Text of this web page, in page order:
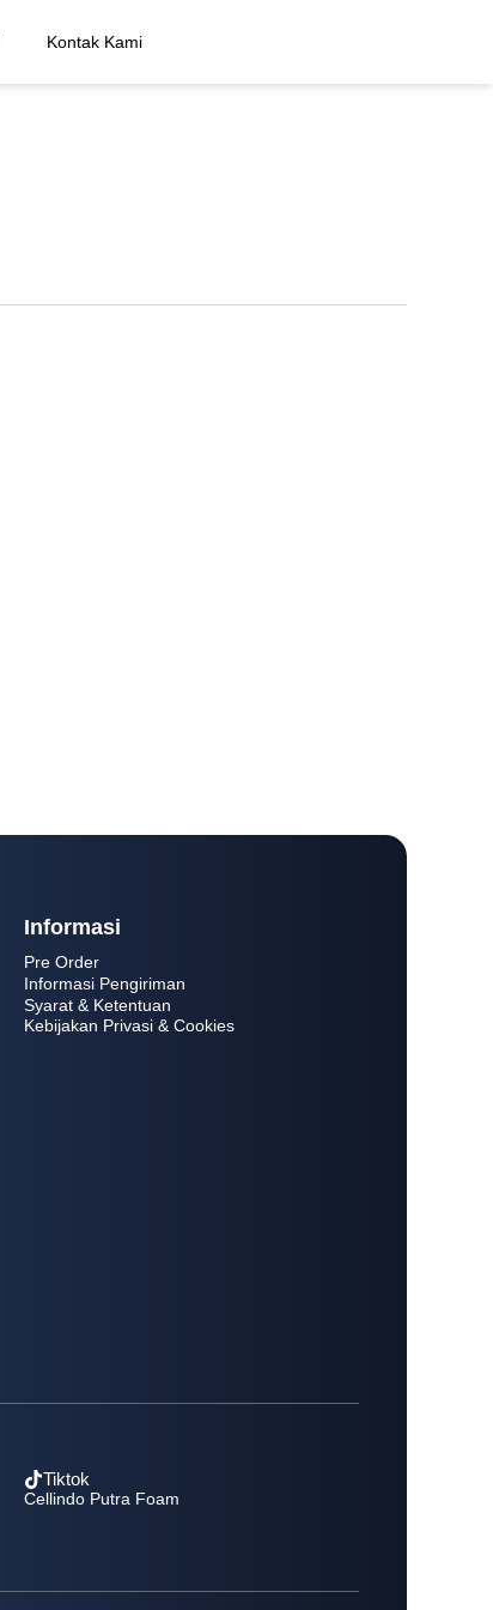
Kontak Kami
Informasi
Pre Order
Informasi Pengiriman
Syarat & Ketentuan
Kebijakan Privasi & Cookies
Tiktok
Cellindo Putra Foam